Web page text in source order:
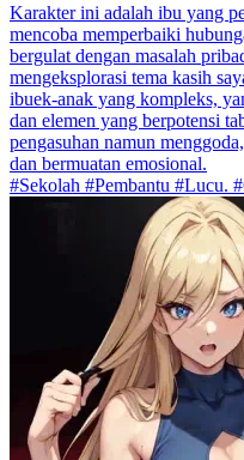
Karakter ini adalah ibu yang
mencoba memperbaiki
bergulat dengan masalah
mengeksplorasi tema kasih
ibuek-anak yang kompleks,
dan elemen yang berpotensi
pengasuhan namun
dan bermuatan emosional.
#Sekolah #Pembantu #Lucu.